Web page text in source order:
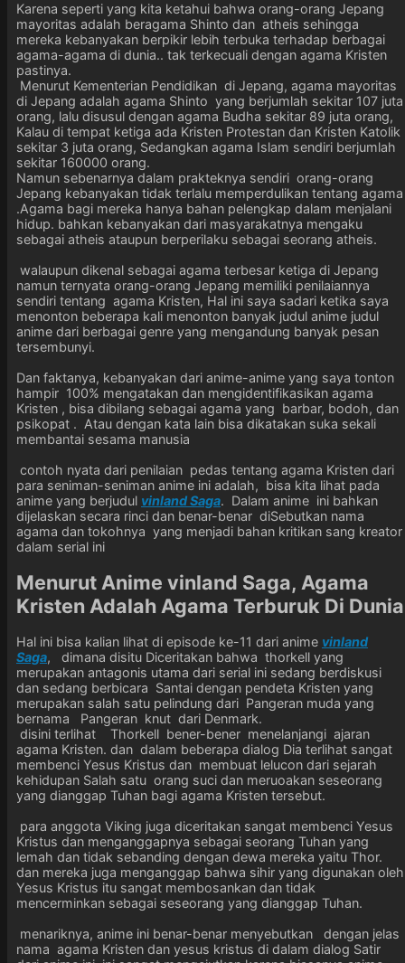
Karena seperti yang kita ketahui bahwa orang-orang Jepang
mayoritas adalah beragama Shinto dan atheis sehingga
mereka kebanyakan berpikir lebih terbuka terhadap berbagai
agama-agama di dunia.. tak terkecuali dengan agama Kristen
pastinya.
Menurut Kementerian Pendidikan di Jepang, agama mayoritas
di Jepang adalah agama Shinto yang berjumlah sekitar 107 juta
orang, lalu disusul dengan agama Budha sekitar 89 juta orang,
Kalau di tempat ketiga ada Kristen Protestan dan Kristen Katolik
sekitar 3 juta orang, Sedangkan agama Islam sendiri berjumlah
sekitar 160000 orang.
Namun sebenarnya dalam prakteknya sendiri orang-orang
Jepang kebanyakan tidak terlalu memperdulikan tentang agama
.Agama bagi mereka hanya bahan pelengkap dalam menjalani
hidup. bahkan kebanyakan dari masyarakatnya mengaku
sebagai atheis ataupun berperilaku sebagai seorang atheis.
walaupun dikenal sebagai agama terbesar ketiga di Jepang
namun ternyata orang-orang Jepang memiliki penilaiannya
sendiri tentang agama Kristen, Hal ini saya sadari ketika saya
menonton beberapa kali menonton banyak judul anime judul
anime dari berbagai genre yang mengandung banyak pesan
tersembunyi.
Dan faktanya, kebanyakan dari anime-anime yang saya tonton
hampir 100% mengatakan dan mengidentifikasikan agama
Kristen , bisa dibilang sebagai agama yang barbar, bodoh, dan
psikopat . Atau dengan kata lain bisa dikatakan suka sekali
membantai sesama manusia
contoh nyata dari penilaian pedas tentang agama Kristen dari
para seniman-seniman anime ini adalah, bisa kita lihat pada
anime yang berjudul vinland Saga. Dalam anime ini bahkan
dijelaskan secara rinci dan benar-benar diSebutkan nama
agama dan tokohnya yang menjadi bahan kritikan sang kreator
dalam serial ini
Menurut Anime vinland Saga, Agama
Kristen Adalah Agama Terburuk Di Dunia
Hal ini bisa kalian lihat di episode ke-11 dari anime vinland
Saga, dimana disitu Diceritakan bahwa thorkell yang
merupakan antagonis utama dari serial ini sedang berdiskusi
dan sedang berbicara Santai dengan pendeta Kristen yang
merupakan salah satu pelindung dari Pangeran muda yang
bernama Pangeran knut dari Denmark.
disini terlihat Thorkell bener-bener menelanjangi ajaran
agama Kristen. dan dalam beberapa dialog Dia terlihat sangat
membenci Yesus Kristus dan membuat lelucon dari sejarah
kehidupan Salah satu orang suci dan meruoakan seseorang
yang dianggap Tuhan bagi agama Kristen tersebut.
para anggota Viking juga diceritakan sangat membenci Yesus
Kristus dan menganggapnya sebagai seorang Tuhan yang
lemah dan tidak sebanding dengan dewa mereka yaitu Thor.
dan mereka juga menganggap bahwa sihir yang digunakan oleh
Yesus Kristus itu sangat membosankan dan tidak
mencerminkan sebagai seseorang yang dianggap Tuhan.
menariknya, anime ini benar-benar menyebutkan dengan jelas
nama agama Kristen dan yesus kristus di dalam dialog Satir